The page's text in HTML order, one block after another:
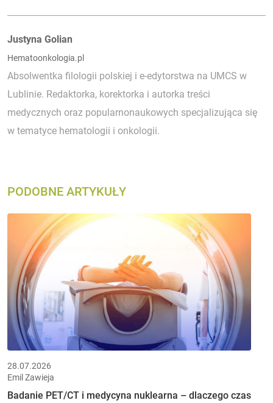
Autorzy:
Justyna Golian
Hematoonkologia.pl
Absolwentka filologii polskiej i e-edytorstwa na UMCS w
Lublinie. Redaktorka, korektorka i autorka treści
medycznych oraz popularnonaukowych specjalizująca się
w tematyce hematologii i onkologii.
PODOBNE ARTYKUŁY
28.07.2026
Emil Zawieja
Badanie PET/CT i medycyna nuklearna – dlaczego czas